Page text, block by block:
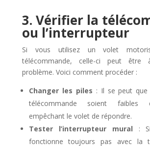
3. Vérifier la
ou l’interrupteur
Si vous utilisez un volet
télécommande, celle-ci peut être
problème. Voici comment procéder :
Changer les piles : Il se peut
télécommande soient faibles
empêchant le volet de répondre.
Tester l’interrupteur mural :
fonctionne toujours pas avec la